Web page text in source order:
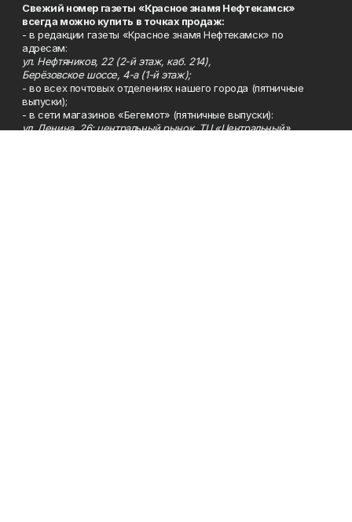
Свежий номер газеты «Красное знамя Нефтекамск»
всегда можно купить в точках продаж:
- в редакции газеты «Красное знамя Нефтекамск» по
адресам:
ул. Нефтяников, 22 (2-й этаж, каб. 214),
Берёзовское шоссе, 4-а (1-й этаж);
- во всех почтовых отделениях нашего города (пятничные
выпуски);
- в сети магазинов «Бегемот» (пятничные выпуски):
ул. Ленина, 26; центральный рынок, ТЦ «Центральный»,